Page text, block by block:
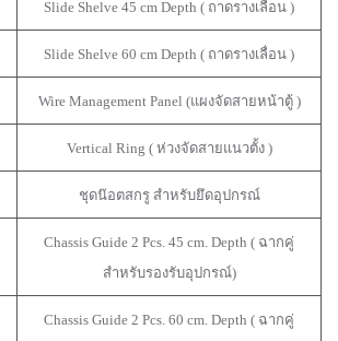
Slide Shelve 45 cm Depth ( ถาดรางเลื่อน )
Slide Shelve 60 cm Depth ( ถาดรางเลื่อน )
Wire Management Panel (แผงจัดสายหน้าตู้ )
Vertical Ring ( ห่วงจัดสายแนวตั้ง )
ชุดน๊อตสกรู สำหรับยึดอุปกรณ์
Chassis Guide 2 Pcs. 45 cm. Depth ( ฉากคู่
สำหรับรองรับอุปกรณ์)
Chassis Guide 2 Pcs. 60 cm. Depth ( ฉากคู่